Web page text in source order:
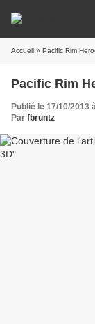
Accueil » Pacific Rim
Pacific Rim
Publié le 17/10/2013
Par fbruntz